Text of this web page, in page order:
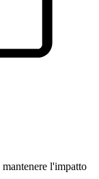
l'impatto